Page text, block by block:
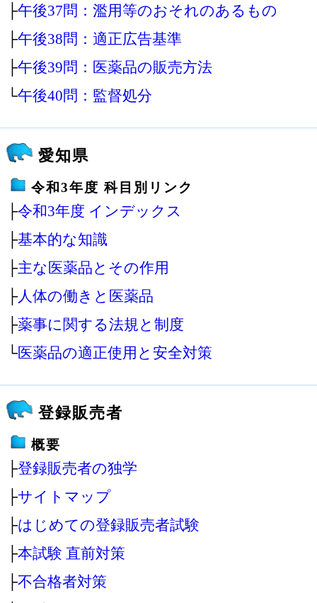
├午後37問：濫用等のおそれのあるもの
├午後38問：適正広告基準
├午後39問：医薬品の販売方法
└午後40問：監督処分
愛知県
令和3年度 科目別リンク
├令和3年度 インデックス
├基本的な知識
├主な医薬品とその作用
├人体の働きと医薬品
├薬事に関する法規と制度
└医薬品の適正使用と安全対策
登録販売者
概要
├登録販売者の独学
├サイトマップ
├はじめての登録販売者試験
├本試験 直前対策
├不合格者対策